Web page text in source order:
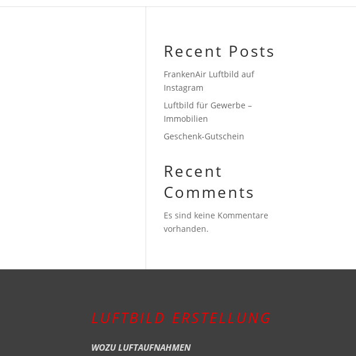
Recent Posts
FrankenAir Luftbild auf
Instagram
Luftbild für Gewerbe –
Immobilien
Geschenk-Gutschein
Recent
Comments
Es sind keine Kommentare
vorhanden.
LUFTBILD ERSTELLUNG
WOZU LUFTAUFNAHMEN